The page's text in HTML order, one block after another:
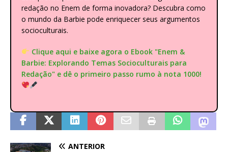
redação no Enem de forma inovadora? Descubra como
o mundo da Barbie pode enriquecer seus argumentos
socioculturais.
Clique aqui e baixe agora o Ebook "Enem &
Barbie: Explorando Temas Socioculturais para
Redação" e dê o primeiro passo rumo à nota 1000!
ANTERIOR